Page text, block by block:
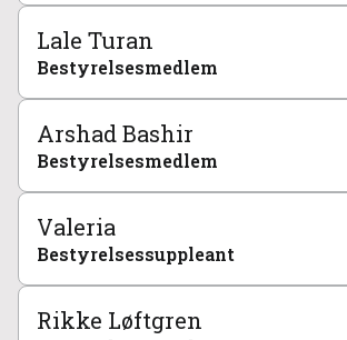
Lale Turan
Bestyrelsesmedlem
Arshad Bashir
Bestyrelsesmedlem
Valeria
Bestyrelsessuppleant
Rikke Løftgren